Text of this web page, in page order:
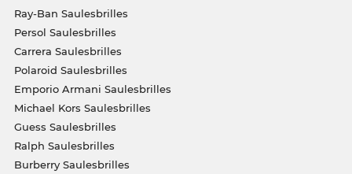
Ray-Ban Saulesbrilles
Persol Saulesbrilles
Carrera Saulesbrilles
Polaroid Saulesbrilles
Emporio Armani Saulesbrilles
Michael Kors Saulesbrilles
Guess Saulesbrilles
Ralph Saulesbrilles
Burberry Saulesbrilles